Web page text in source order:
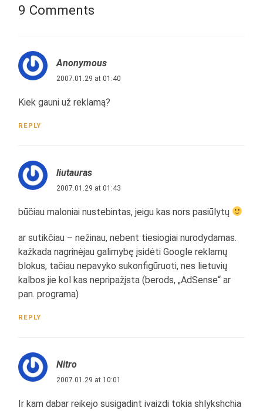
9 Comments
Anonymous
2007.01.29 at 01:40
Kiek gauni už reklamą?
REPLY
liutauras
2007.01.29 at 01:43
būčiau maloniai nustebintas, jeigu kas nors pasiūlytų
ar sutikčiau – nežinau, nebent tiesiogiai nurodydamas.
kažkada nagrinėjau galimybę įsidėti Google reklamų
blokus, tačiau nepavyko sukonfigūruoti, nes lietuvių
kalbos jie kol kas nepripažįsta (berods, „AdSense“ ar
pan. programa)
REPLY
Nitro
2007.01.29 at 10:01
Ir kam dabar reikejo susigadint ivaizdi tokia shlykshchia